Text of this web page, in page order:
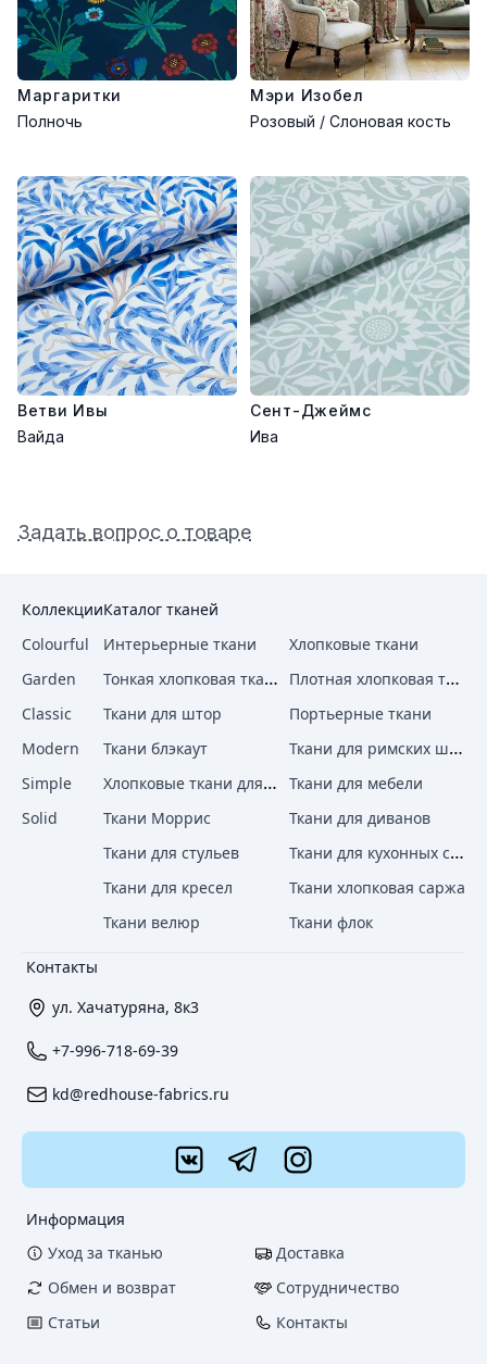
Маргаритки
Полночь
Мэри Изобел
Розовый / Слоновая кость
Ветви Ивы
Вайда
Сент-Джеймс
Ива
Задать вопрос о товаре
Контакты
ул. Хачатуряна, 8к3
+7-996-718-69-39
kd@redhouse-fabrics.ru
Коллекции
Colourful
Garden
Classic
Modern
Simple
Solid
Каталог тканей
Интерьерные ткани
Хлопковые ткани
Тонкая хлопковая ткань Плотная хлопковая ткань
Ткани для штор
Портьерные ткани
Ткани блэкаут
Ткани для римских штор
Хлопковые ткани для штор
Ткани для мебели
Ткани Моррис
Ткани для диванов
Ткани для стульев
Ткани для кухонных стульев
Ткани для кресел
Ткани хлопковая саржа
Ткани велюр
Ткани флок
Информация
Уход за тканью
Доставка
Обмен и возврат
Сотрудничество
Статьи
Контакты